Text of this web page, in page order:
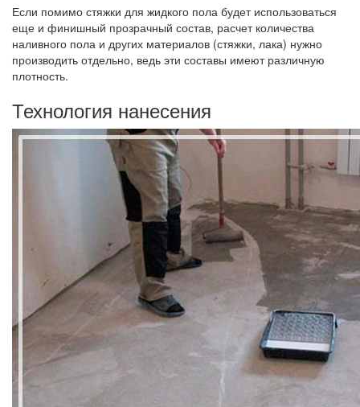
Если помимо стяжки для жидкого пола будет использоваться
еще и финишный прозрачный состав, расчет количества
наливного пола и других материалов (стяжки, лака) нужно
производить отдельно, ведь эти составы имеют различную
плотность.
Технология нанесения